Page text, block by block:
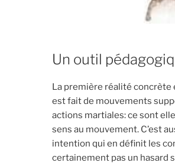
Un outil
La première réalité concrète
est fait de mouvements
actions martiales: ce sont
sens au mouvement. C’est
intention qui en définit les
certainement pas un hasard